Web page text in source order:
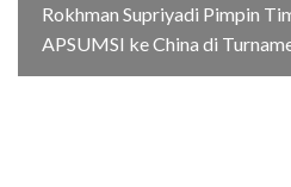
Rokhman Supriyadi Pimpin
APSUMSI ke China di